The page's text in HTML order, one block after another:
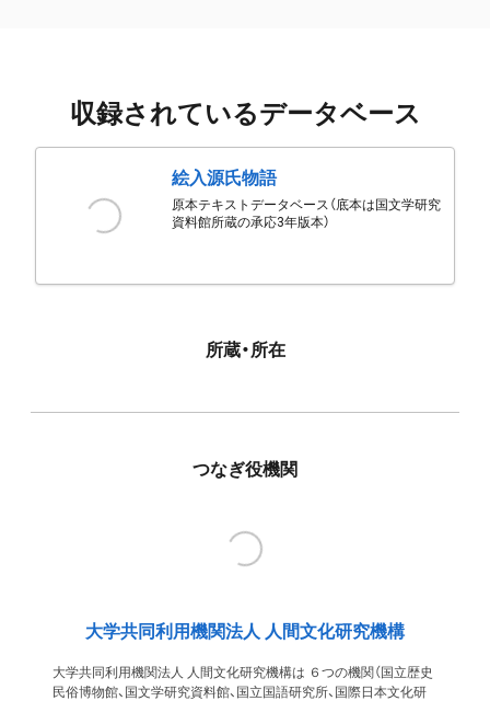
収録されているデータベース
絵入源氏物語
原本テキストデータベース（底本は国文学研究
資料館所蔵の承応3年版本）
所蔵・所在
つなぎ役機関
大学共同利用機関法人 人間文化研究機構
大学共同利用機関法人 人間文化研究機構は ６つの機関（国立歴史
民俗博物館、国文学研究資料館、国立国語研究所、国際日本文化研